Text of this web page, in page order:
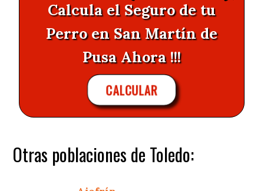
Calcula el Seguro de tu
Perro en San Martín de
Pusa Ahora !!!
CALCULAR
Otras poblaciones de Toledo: